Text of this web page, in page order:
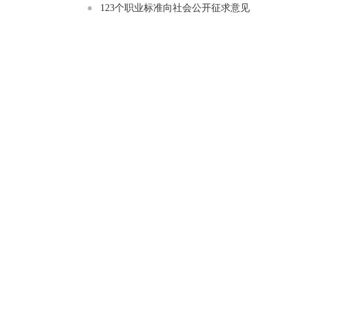
123个职业标准向社会公开征求意见